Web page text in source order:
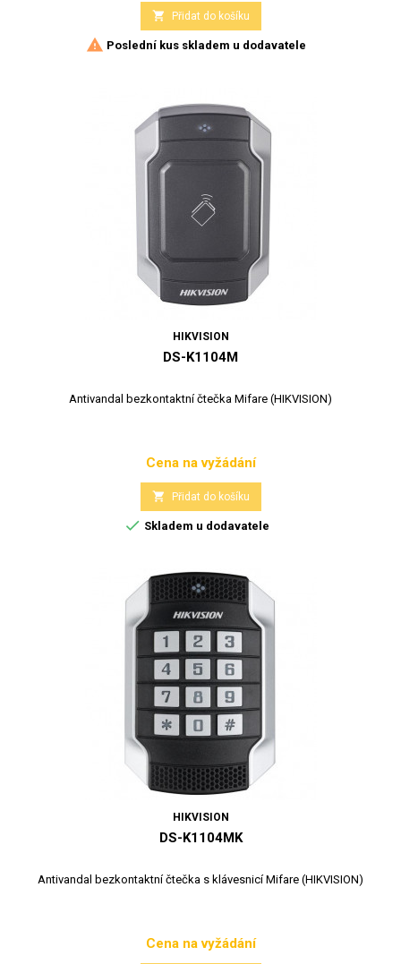
 Přidat do košíku
 Poslední kus skladem u dodavatele
HIKVISION
DS-K1104M
Antivandal bezkontaktní čtečka Mifare (HIKVISION)
Cena
Cena na vyžádání
 Přidat do košíku
 Skladem u dodavatele
HIKVISION
DS-K1104MK
Antivandal bezkontaktní čtečka s klávesnicí Mifare (HIKVISION)
Cena
Cena na vyžádání